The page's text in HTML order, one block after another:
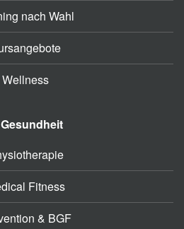
nach Wahl
Wellness
Gesundheit
Fitness
& BGF